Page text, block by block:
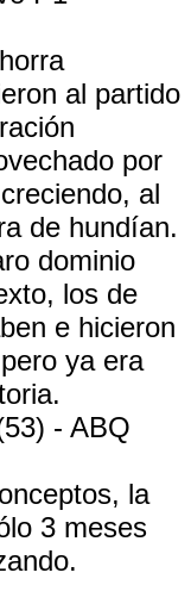
al partido
por
al
de hundían.
dominio
los de
e hicieron
ya era
- ABQ
la
3 meses